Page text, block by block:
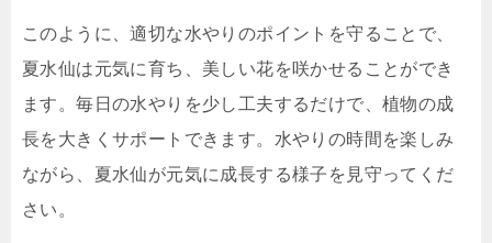
このように、適切な水やりのポイントを守ることで、
夏水仙は元気に育ち、美しい花を咲かせることができ
ます。毎日の水やりを少し工夫するだけで、植物の成
長を大きくサポートできます。水やりの時間を楽しみ
ながら、夏水仙が元気に成長する様子を見守ってくだ
さい。